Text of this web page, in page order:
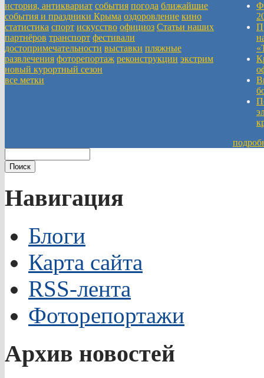
история, антиквариат события погода ближайшие
события и праздники Крыма оздоровление кино
статистика спорт искусство официоз Статьи наших
партнёров транспорт фестивали
достопримечательности выставки пляжные
развлечения фоторепортаж реконструкции экстрим
новый курортный сезон
все метки
Навигация
Блоги
Карта сайта
RSS-лента
Фоторепортажи
Архив новостей